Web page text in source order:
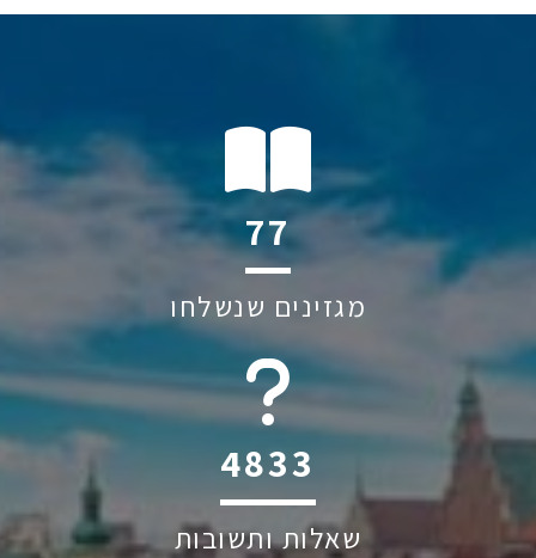
118
מגזינים שנשלחו
6045
שאלות ותשובות